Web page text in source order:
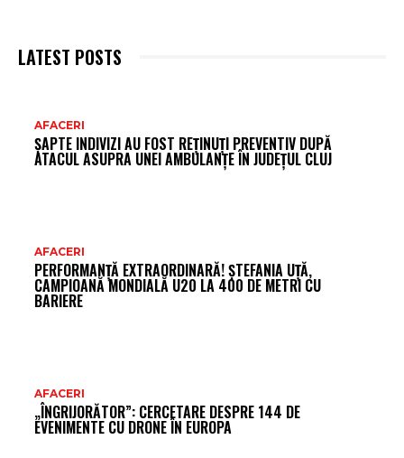
LATEST POSTS
AFACERI
ȘAPTE INDIVIZI AU FOST REȚINUȚI PREVENTIV DUPĂ
ATACUL ASUPRA UNEI AMBULANȚE ÎN JUDEȚUL CLUJ
AFACERI
PERFORMANȚĂ EXTRAORDINARĂ! ȘTEFANIA UȚĂ,
CAMPIOANĂ MONDIALĂ U20 LA 400 DE METRI CU
BARIERE
AFACERI
„ÎNGRIJORĂTOR”: CERCETARE DESPRE 144 DE
EVENIMENTE CU DRONE ÎN EUROPA